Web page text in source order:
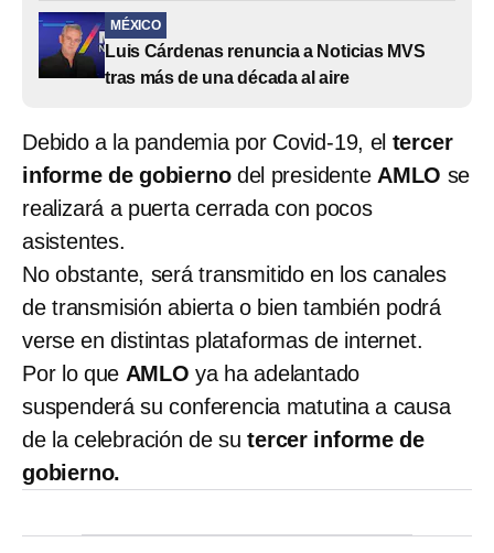
MÉXICO
Luis Cárdenas renuncia a Noticias MVS
tras más de una década al aire
Debido a la pandemia por Covid-19, el tercer
informe de gobierno del presidenteAMLO se
realizará a puerta cerrada con pocos
asistentes.
No obstante, será transmitido en los canales
de transmisión abierta o bien también podrá
verse en distintas plataformas de internet.
Por lo que AMLOya ha adelantado
suspenderá su conferencia matutina a causa
de la celebración de sutercer informe de
gobierno.